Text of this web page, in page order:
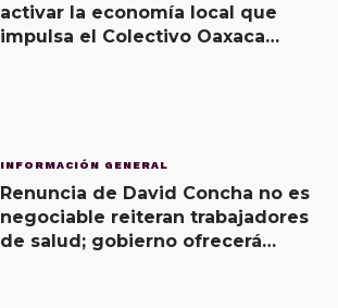
activar la economía local que
impulsa el Colectivo Oaxaca
INFORMACIÓN GENERAL
Renuncia de David Concha no es
negociable reiteran trabajadores
de salud; gobierno ofrecerá